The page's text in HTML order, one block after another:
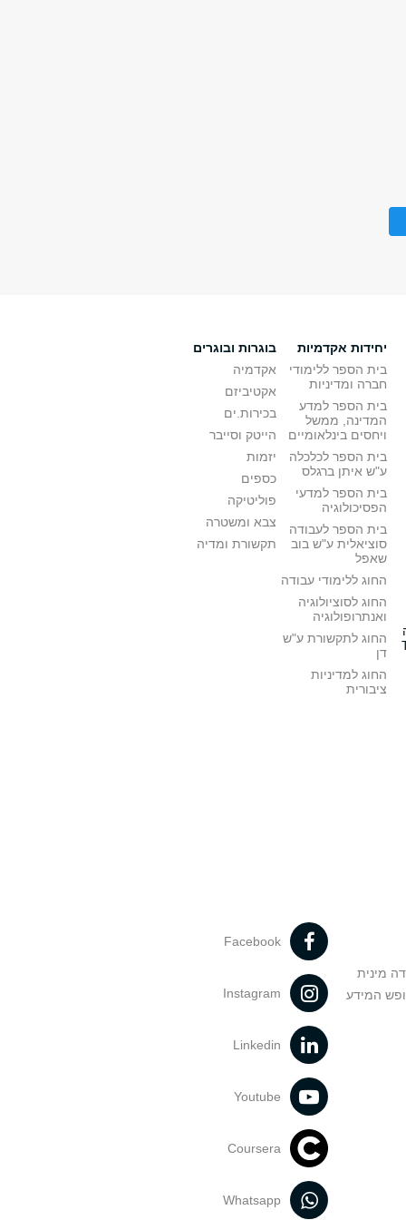
יחידות אקדמיות
בית הספר ללימודי
חברה ומדיניות
בית הספר למדע
המדינה, ממשל
ויחסים בינלאומיים
בית הספר לכלכלה
ע"ש איתן ברגלס
בית הספר למדעי
הפסיכולוגיה
בית הספר לעבודה
סוציאלית ע"ש בוב
שאפל
החוג ללימודי עבודה
החוג לסוציולוגיה
ואנתרופולוגיה
החוג לתקשורת ע"ש
דן
החוג למדיניות
ציבורית
בוגרות ובוגרים
אקדמיה
אקטיביזם
בכירות.ים
הייטק וסייבר
יזמות
כספים
פוליטיקה
צבא ומשטרה
תקשורת ומדיה
מינית
המידע
Facebook
Instagram
Linkedin
Youtube
Coursera
Whatsapp